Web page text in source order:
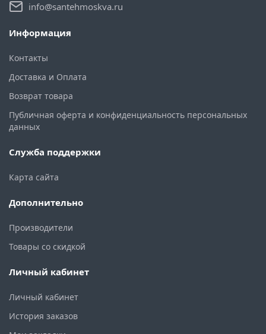
info@santehmoskva.ru
Информация
Контакты
Доставка и Оплата
Возврат товара
Публичная оферта и конфиденциальность персональных
данных
Служба поддержки
Карта сайта
Дополнительно
Производители
Товары со скидкой
Личный кабинет
Личный кабинет
История заказов